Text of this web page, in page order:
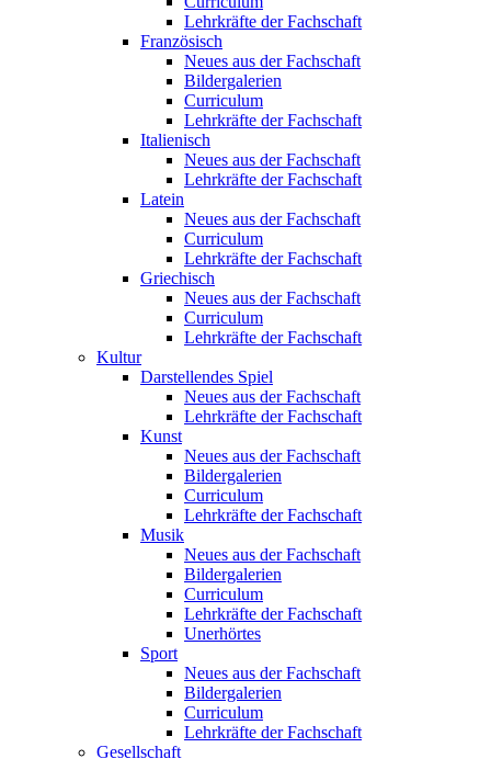
Lehrkräfte der Fachschaft
Französisch
Neues aus der Fachschaft
Bildergalerien
Curriculum
Lehrkräfte der Fachschaft
Italienisch
Neues aus der Fachschaft
Lehrkräfte der Fachschaft
Latein
Neues aus der Fachschaft
Curriculum
Lehrkräfte der Fachschaft
Griechisch
Neues aus der Fachschaft
Curriculum
Lehrkräfte der Fachschaft
Kultur
Darstellendes Spiel
Neues aus der Fachschaft
Lehrkräfte der Fachschaft
Kunst
Neues aus der Fachschaft
Bildergalerien
Curriculum
Lehrkräfte der Fachschaft
Musik
Neues aus der Fachschaft
Bildergalerien
Curriculum
Lehrkräfte der Fachschaft
Unerhörtes
Sport
Neues aus der Fachschaft
Bildergalerien
Curriculum
Lehrkräfte der Fachschaft
Gesellschaft